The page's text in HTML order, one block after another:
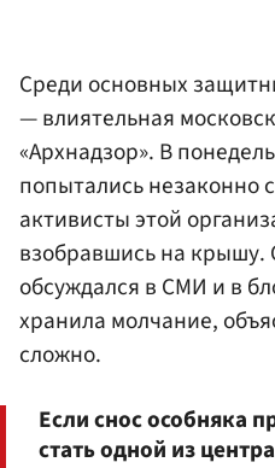
Среди основных
— влиятельная
«Архнадзор». В
попытались незаконно
активисты этой
взобравшись на
обсуждался в СМИ и в
хранила молчание,
сложно.
Если снос особняка
стать одной из